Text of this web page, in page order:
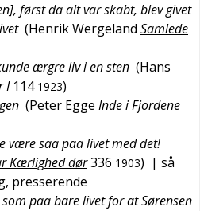
først da alt var skabt, blev givet
(Henrik Wergeland Samlede
ærgre liv i en sten (Hans
I 114 1923)
(Peter Egge Inde i Fjordene
være saa paa livet med det!
Kærlighed dør336 1903) | så
presserende
paa bare livet for at Sørensen